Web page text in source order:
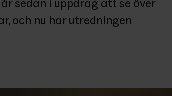
sedan i uppdrag att se över
och nu har utredningen